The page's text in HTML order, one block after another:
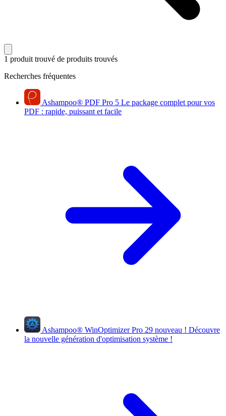
1 produit trouvé de produits trouvés
Recherches fréquentes
Ashampoo® PDF Pro 5 Le package complet pour vos
PDF : rapide, puissant et facile
Ashampoo® WinOptimizer Pro 29 nouveau ! Découvre
la nouvelle génération d'optimisation système !